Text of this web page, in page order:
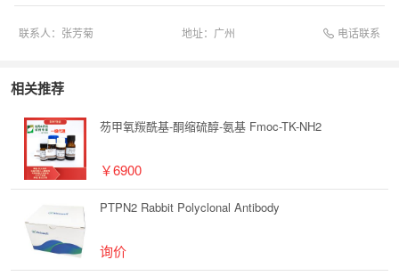
联系人： 张芳菊 地址： 广州 电话联系
相关推荐
芴甲氧羰酰基-酮缩硫醇-氨基 Fmoc-TK-NH2
￥6900
PTPN2 Rabbit Polyclonal Antibody
询价